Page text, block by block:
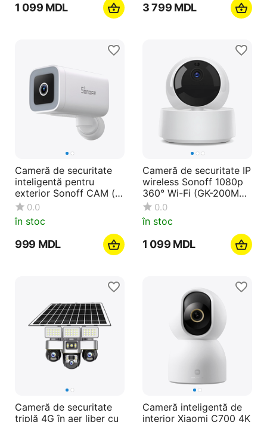
1 099 MDL 3 799 MDL
Cameră de securitate
inteligentă pentru
exterior Sonoff CAM (
CAM-B1P)
0.0
în stoc
‍999‍ MDL
Cameră de securitate IP
wireless Sonoff 1080p
360° Wi-Fi (GK-200MP2
-B)0.0
în stoc
1 099 MDL
Cameră de securitate
triplă 4G în aer liber cu
Cameră inteligentă de
interior Xiaomi C700 4K